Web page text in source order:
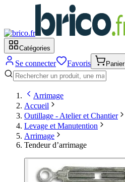
Catégories
Se connecter Favoris Panier
Arrimage
Accueil
Outillage - Atelier et Chantier
Levage et Manutention
Arrimage
Tendeur d’arrimage